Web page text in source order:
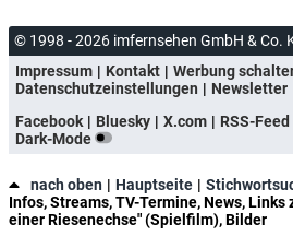
© 1998 - 2026 imfernsehen GmbH & Co.
Impressum
Kontakt Werbung
Datenschutzeinstellungen
Newsletter
Facebook
Bluesky X.com RSS-Feed
Dark-Mode
nach oben Hauptseite
Infos, Streams, TV-Termine, News, Links
einer Riesenechse" (Spielfilm), Bilder